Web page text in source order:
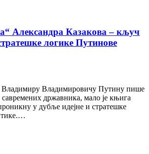
Александра Казакова – кључ
логике Путинове
Владимиру Владимировичу Путину пише
државника, мало је књига
у дубље идејне и стратешке